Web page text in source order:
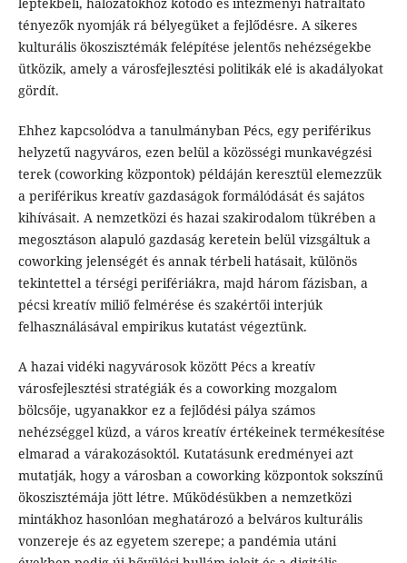
tényezők nyomják rá bélyegüket a fejlődésre. A sikeres
kulturális ökoszisztémák felépítése jelentős nehézségekbe
ütközik, amely a városfejlesztési politikák elé is akadályokat
gördít.
Ehhez kapcsolódva a tanulmányban Pécs, egy periférikus
helyzetű nagyváros, ezen belül a közösségi munkavégzési
terek (coworking központok) példáján keresztül elemezzük
a periférikus kreatív gazdaságok formálódását és sajátos
kihívásait. A nemzetközi és hazai szakirodalom tükrében a
megosztáson alapuló gazdaság keretein belül vizsgáltuk a
coworking jelenségét és annak térbeli hatásait, különös
tekintettel a térségi perifériákra, majd három fázisban, a
pécsi kreatív miliő felmérése és szakértői interjúk
felhasználásával empirikus kutatást végeztünk.
A hazai vidéki nagyvárosok között Pécs a kreatív
városfejlesztési stratégiák és a coworking mozgalom
bölcsője, ugyanakkor ez a fejlődési pálya számos
nehézséggel küzd, a város kreatív értékeinek termékesítése
elmarad a várakozásoktól. Kutatásunk eredményei azt
mutatják, hogy a városban a coworking központok sokszínű
ökoszisztémája jött létre. Működésükben a nemzetközi
mintákhoz hasonlóan meghatározó a belváros kulturális
vonzereje és az egyetem szerepe; a pandémia utáni